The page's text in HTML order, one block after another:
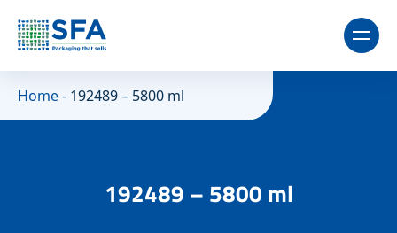
Home- 192489 – 5800 ml
192489 – 5800 ml